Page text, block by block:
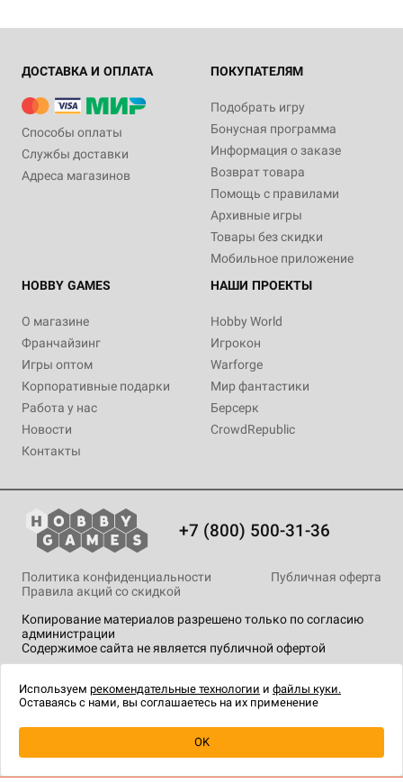
ДОСТАВКА И ОПЛАТА
Способы оплаты
Службы доставки
Адреса магазинов
ПОКУПАТЕЛЯМ
Подобрать игру
Бонусная программа
Информация о заказе
Возврат товара
Помощь с правилами
Архивные игры
Товары без скидки
Мобильное приложение
HOBBY GAMES
О магазине
Франчайзинг
Игры оптом
Корпоративные подарки
Работа у нас
Новости
Контакты
НАШИ ПРОЕКТЫ
Hobby World
Игрокон
Warforge
Мир фантастики
Берсерк
CrowdRepublic
+7 (800) 500-31-36
Копирование материалов разрешено только по согласию
администрации
Содержимое сайта не является публичной офертой
Политика конфиденциальности
Публичная оферта
Правила акций со скидкой
технологии .
Используем рекомендательные технологии и файлы куки.
Оставаясь с нами, вы соглашаетесь на их применение
OK